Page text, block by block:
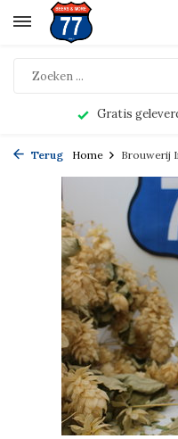
Gratis
Terug Home Brouwerij